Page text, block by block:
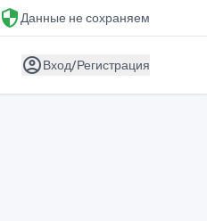
security Данные не сохраняем
account_circleВход/Регистрация